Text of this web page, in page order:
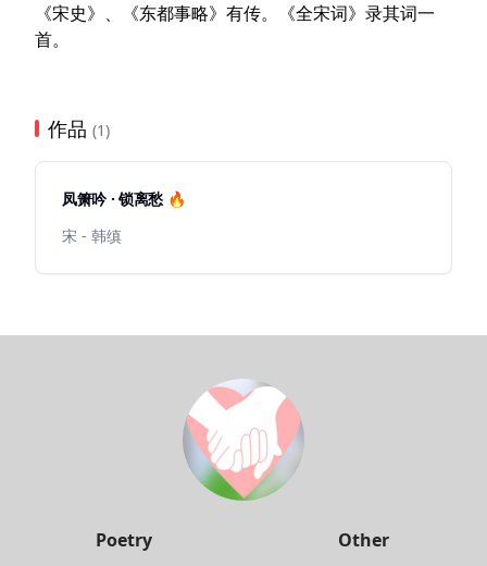
《宋史》、《东都事略》有传。《全宋词》录其词一
首。
作品 (1)
凤箫吟 · 锁离愁 🔥
宋 - 韩缜
Poetry Other